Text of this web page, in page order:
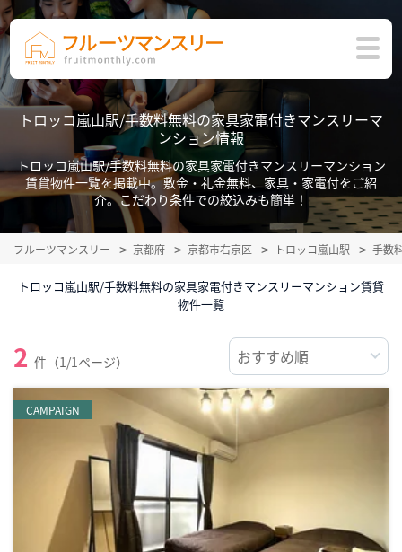
トロッコ嵐山駅/手数料無料の家具家電付きマンスリーマ
ンション情報
トロッコ嵐山駅/手数料無料の家具家電付きマンスリーマンション
賃貸物件一覧を掲載中。敷金・礼金無料、家具・家電付をご紹
介。こだわり条件での絞込みも簡単！
フルーツマンスリー 京都府 京都市右京区 トロッコ嵐山駅 手数
トロッコ嵐山駅/手数料無料の家具家電付きマンスリーマンション賃貸
物件一覧
2 件（1/1ページ）
CAMPAIGN